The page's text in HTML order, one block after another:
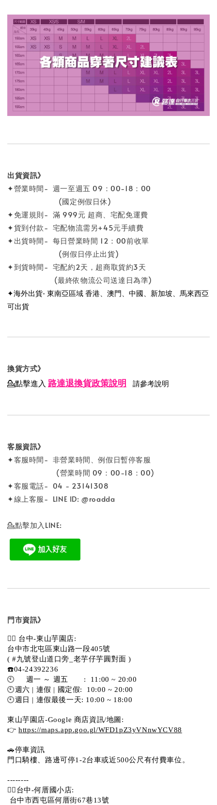
出貨資訊》
✦營業時間- 週一至週五 09：00-18：00
(國定例假日休)
✦免運規則- 滿 999元 超商、宅配免運費
✦貨到付款- 宅配物流需另+45元手續費
✦出貨時間- 每日營業時間 12：00前收單
(例假日停止出貨)
✦到貨時間- 宅配約2天，超商取貨約3天
(最終依物流公司送達日為準)
✦海外出貨- 東南亞區域 香港、澳門、中國、新加坡、馬來西亞
可出貨
換貨方式》
💁點擊進入 路達退換貨政策說明 請參考說明
客服資訊》
✦客服時間- 非營業時間、例假日暫停客服
(營業時間 09：00-18：00)
✦客服電話- 04 - 23141308
✦線上客服- LINE ID: @roadda
💁點擊加入LINE:
門市資訊》
💁‍♀️ 台中-東山芋園店:
台中市北屯區東山路一段405號
( #九號登山道口旁_老芋仔芋圓對面 )
☎️04-24392236
🕙     週一 ～ 週五       :  11:00 ~ 20:00
🕙週六 | 連假 | 國定假:  10:00 ~ 20:00
🕙週日 | 連假最後一天: 10:00 ~ 18:00
東山芋園店-Google 商店資訊/地圖:
👉 https://maps.app.goo.gl/WFD1pZ3yVNnwYCV88
🚗停車資訊
門口騎樓、路邊可停1-2台車或近500公尺有付費車位。
--------
💁‍♀️台中-何厝國小店:
台中市西屯區何厝街67巷13號